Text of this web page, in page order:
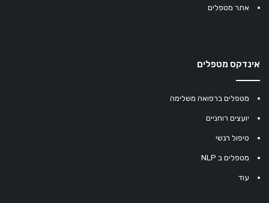
אתר מטפלים
אינדקס מטפלים
מטפלים ברפואה משלימה
יועצים רוחניים
טיפול רגשי
מטפלים ב NLP
עוד